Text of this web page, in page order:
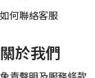
如何聯絡客服
關於我們